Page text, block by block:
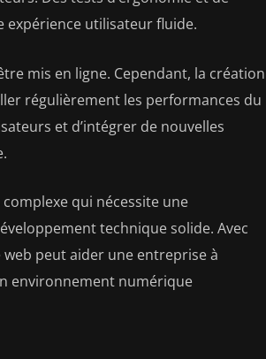
utilisateur fluide.
mis en ligne. Cependant, la création
régulièrement les performances du
et d’intégrer de nouvelles
qui nécessite une
technique solide. Avec
peut aider une entreprise à
environnement numérique